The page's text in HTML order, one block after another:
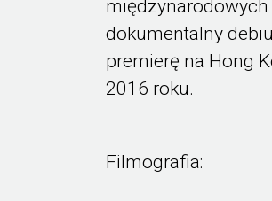
dokumentalny
premierę na Hong
2016 roku.
Filmografia: